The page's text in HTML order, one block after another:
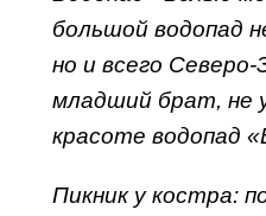
большой водопад
но и всего Северо-
младший брат, не
красоте водопад
Пикник у костра: